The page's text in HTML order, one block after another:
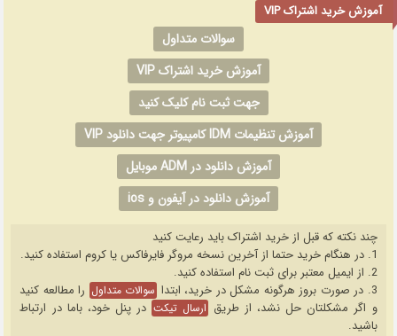
آموزش خرید اشتراک VIP
سوالات متداول
آموزش خرید اشتراک VIP
جهت ثبت نام کلیک کنید
آموزش تنظیمات IDM کامپیوتر جهت دانلود VIP
آموزش دانلود در ADM موبایل
آموزش دانلود در آیفون و ios
چند نکته که قبل از خرید اشتراک باید رعایت کنید
1. در هنگام خرید حتما از آخرین نسخه مروگر فایرفاکس یا کروم استفاده کنید.
2. از ایمیل معتبر برای ثبت نام استفاده کنید.
3. در صورت بروز هرگونه مشکل در خرید، ابتدا
سوالات متداول را مطالعه کنید
و اگر مشکلتان حل نشد، از طریق ارسال تیکت در پنل خود، باما در ارتباط
باشید.